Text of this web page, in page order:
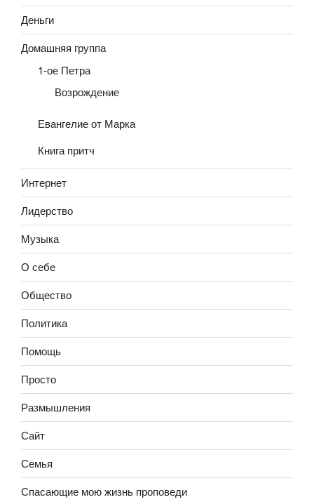
Деньги
Домашняя группа
1-ое Петра
Возрождение
Евангелие от Марка
Книга притч
Интернет
Лидерство
Музыка
О себе
Общество
Политика
Помощь
Просто
Размышления
Сайт
Семья
Спасающие мою жизнь проповеди